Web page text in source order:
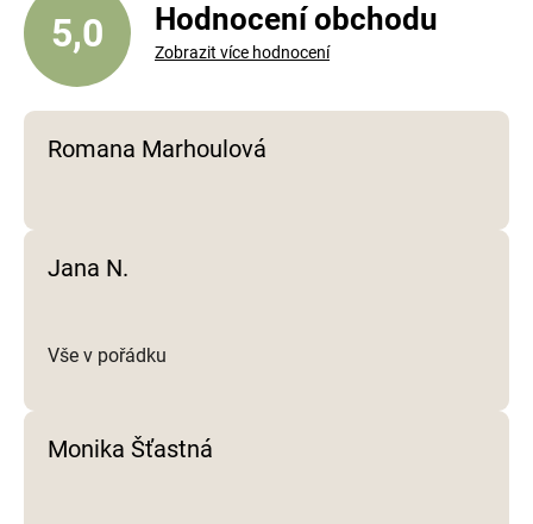
5,0 Hodnocení obchodu
Zobrazit více hodnocení
Romana Marhoulová
Jana N.
Vše v pořádku
Monika Šťastná